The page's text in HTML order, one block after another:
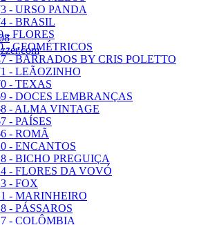
- URSO PANDA
- BRASIL
- FLORES
- GEOMÉTRICOS
- BARRADOS BY CRIS POLETTO
- LEÃOZINHO
- TEXAS
- DOCES LEMBRANÇAS
- ALMA VINTAGE
- PAÍSES
- ROMÃ
- ENCANTOS
- BICHO PREGUIÇA
- FLORES DA VOVÓ
- FOX
- MARINHEIRO
- PÁSSAROS
- COLÔMBIA